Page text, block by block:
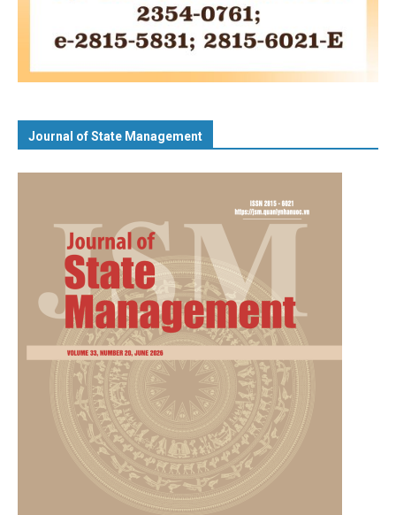
Journal of State Management